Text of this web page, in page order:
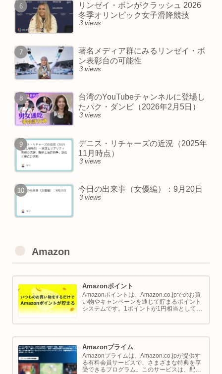
リンゼイ・ボンがクラッシュ 2026
冬季オリンピック女子滑降競技
3 views
著名メディア群にみるリンゼイ・ボ
ン表彰台の可能性
3 views
台湾のYouTubeチャンネルに登場し
たパク・ダンビ（2026年2月5日）
3 views
デニス・リチャーズの近況（2025年
11月時点）
3 views
今日の出来事（女優編）：9月20日
3 views
Amazon
Amazonポイント
Amazonポイントは、Amazon.co.jpでのお買
い物やキャンペーンを通じて貯まるポイント
システムです。1ポイントが1円相当として、
では Amazon ポイントの使い方と貯め方を解
Amazonプライム
Amazonプライムは、Amazon.co.jpが提供す
る有料会員サービスで、さまざまな特典を享
受できるプログラム。このサービスは、配送